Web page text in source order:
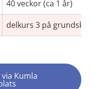
40 veckor (ca 1 år)
delkurs 3 på
Kumla
annan webbplats,